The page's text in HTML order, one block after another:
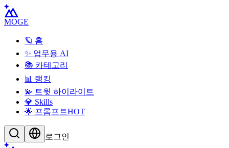
MOGE
🪐 홈
✨ 업무용 AI
📚 카테고리
📊 랭킹
💫 트윗 하이라이트
💎 Skills
🌟 프롬프트HOT
로그인